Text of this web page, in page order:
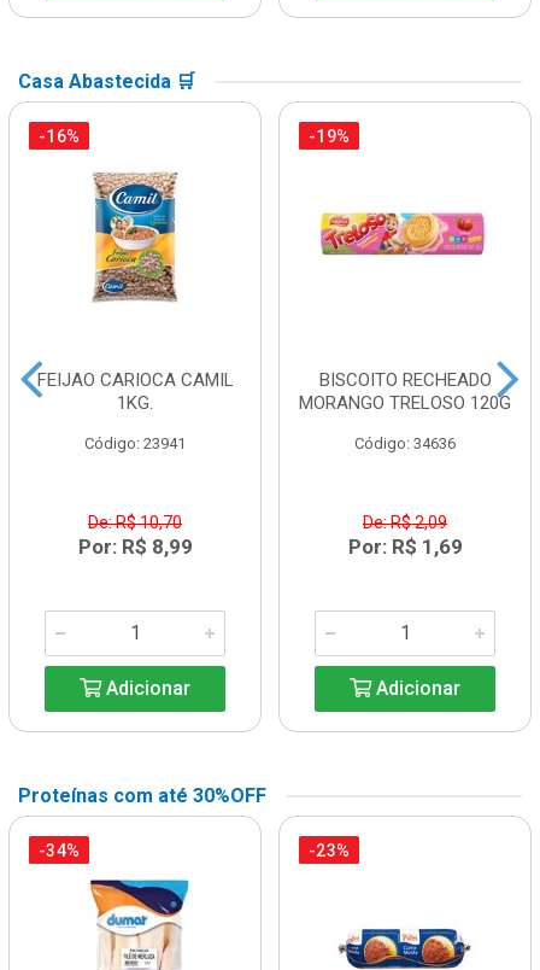
Casa Abastecida 🛒
-16%
FEIJAO CARIOCA CAMIL
1KG.
Código: 23941
De: R$ 10,70
Por: R$ 8,99
Adicionar
-19%
BISCOITO RECHEADO
MORANGO TRELOSO 120G
Código: 34636
De: R$ 2,09
Por: R$ 1,69
Adicionar
Proteínas com até 30%OFF
-34% -23%